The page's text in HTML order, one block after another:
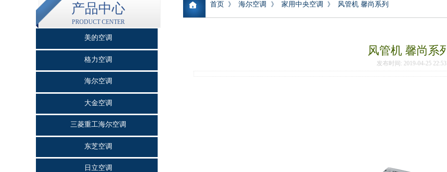
产品中心
PRODUCT CENTER
首页 》 海尔空调 》 家用中央空调 》 风管机 馨尚系列
风管机 馨尚系
发布时间: 2019-04-25
美的空调
格力空调
海尔空调
大金空调
三菱重工海尔空调
东芝空调
日立空调